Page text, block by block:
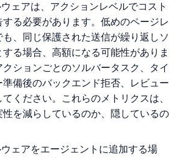
ェアは、アクションレベルでコスト
る必要があります。低めのページレ
、同じ保護された送信が繰り返しソ
る場合、高額になる可能性がありま
ションごとのソルバータスク、タイ
備後のバックエンド拒否、レビュー
ください。これらのメトリクスは、
性を減らしているのか、隠しているの
ェアをエージェントに追加する場